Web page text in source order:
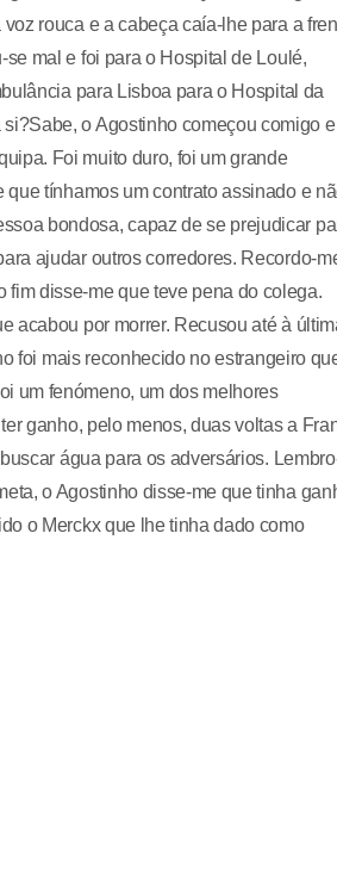
rouca e a cabeça caía-lhe para a
mal e foi para o Hospital de Loulé,
para Lisboa para o Hospital da
o Agostinho começou comigo e
Foi muito duro, foi um grande
tínhamos um contrato assinado e
bondosa, capaz de se prejudicar
ajudar outros corredores. Recordo-
disse-me que teve pena do colega.
acabou por morrer. Recusou até à
foi mais reconhecido no estrangeiro
um fenómeno, um dos melhores
ganho, pelo menos, duas voltas a
água para os adversários.
o Agostinho disse-me que tinha
o Merckx que lhe tinha dado como